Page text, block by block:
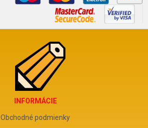
INFORMÁCIE
Obchodné podmienky